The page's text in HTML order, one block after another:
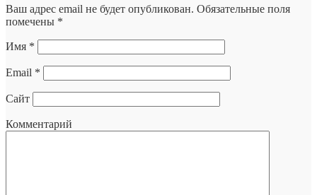
Ваш адрес email не будет опубликован. Обязательные поля
помечены *
Имя *
Email *
Сайт
Комментарий